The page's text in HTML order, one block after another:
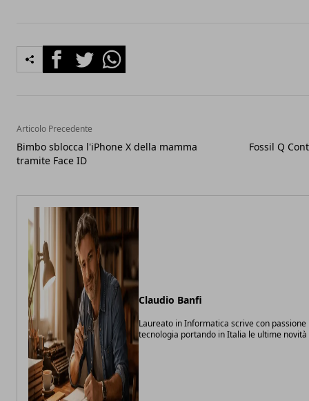
FacebookTwitterWhatsapp
Articolo Precedente
Bimbo sblocca l'iPhone X della mamma
tramite Face ID
Fossil Q
Claudio Banfi
Laureato in Informatica scrive con
tecnologia portando in Italia le ultime novità